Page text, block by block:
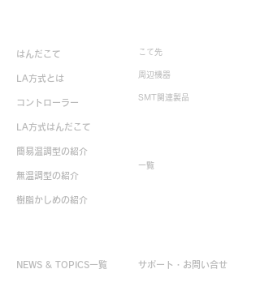
ゴールデンウイーク 休業
はんだこて
LA方式とは
コントローラー
LA方式はんだこて
簡易温調型の紹介
無温調型の紹介
樹脂かしめの紹介
こて先
周辺機器
SMT関連製品
一覧
NEWS & TOPICS一覧 サポート・お問い合せ